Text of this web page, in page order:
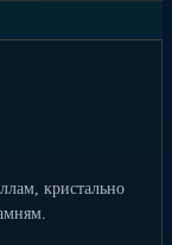
кристально